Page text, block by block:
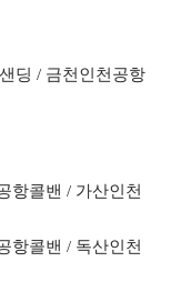
딩 / 금천인천공항
항콜밴 / 가산인천
항콜밴 / 독산인천